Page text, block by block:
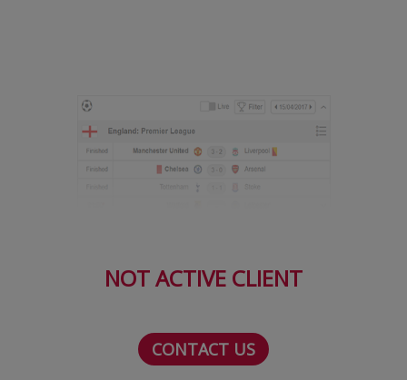
EURO 2024
Handbal
NOT ACTIVE CLIENT
CONTACT US